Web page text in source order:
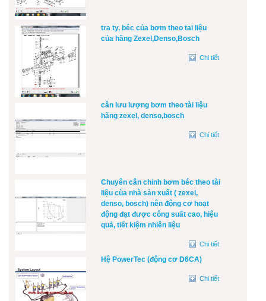
tra ty, béc của bơm theo tai liệu
của hãng Zexel,Denso,Bosch
Chi tiết
cân lưu lượng bơm theo tài liệu
hãng zexel, denso,bosch
Chi tiết
Chuyên cân chỉnh bơm béc theo tài
liệu cùa nhà sản xuất ( zexel,
denso, bosch) nên động cơ hoạt
động đạt được công suất cao, hiệu
quả, tiết kiệm nhiên liệu
Chi tiết
Hệ PowerTec (động cơ D6CA)
Chi tiết